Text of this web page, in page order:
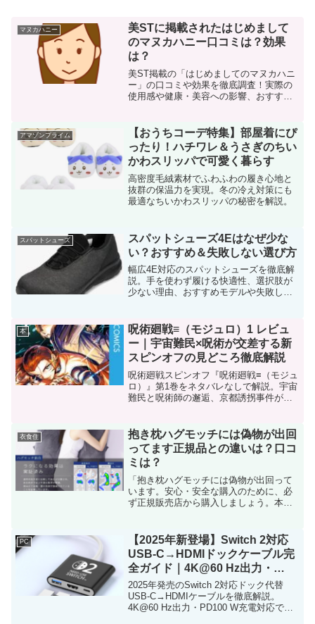
マヌカハニー
美STに掲載されたはじめまして
のマヌカハニー口コミは？効果
は？
美ST掲載の「はじめましてのマヌカハニ
ー」の口コミや効果を徹底調査！実際の
使用感や健康・美容への影響、おすすめ
アマゾンプライム
【おうちコーデ特集】部屋着にぴ
ったり！ハチワレ＆うさぎのちい
かわスリッパで可愛く暮らす
高密度毛絨素材でふわふわの履き心地と
抜群の保温力を実現。冬の冷え対策にも
最適なちいかわスリッパの秘密を解説。
スパットシューズ
スパットシューズ4Eはなぜ少な
い？おすすめ＆失敗しない選び方
幅広4E対応のスパットシューズを徹底解
説。手を使わず履ける快適性、選択肢が
少ない理由、おすすめモデルや失敗しな
本
呪術廻戦≡（モジュロ）1 レビュ
ー｜宇宙難民×呪術が交差する新
スピンオフの見どころ徹底解説
呪術廻戦スピンオフ『呪術廻戦≡（モジュ
ロ）』第1巻をネタバレなしで解説。宇宙
難民と呪術師の邂逅、京都誘拐事件が描
衣食住
抱き枕ハグモッチには偽物が出回
ってます正規品との違いは？口コ
ミは？
「抱き枕ハグモッチには偽物が出回って
います。安心・安全な購入のために、必
ず正規販売店から購入しましょう。本物
PC
【2025年新登場】Switch 2対応
USB-C→HDMIドックケーブル完
全ガイド｜4K@60 Hz出力・
PD100 W急速充電・遅延ゼロ設
計
2025年発売のSwitch 2対応ドック代替
USB-C→HDMIケーブルを徹底解説。
4K@60 Hz出力・PD100 W充電対応で持